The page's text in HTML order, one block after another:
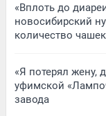
«Вплоть до
новосибирский
количество чашек
«Я потерял жену,
уфимской
завода